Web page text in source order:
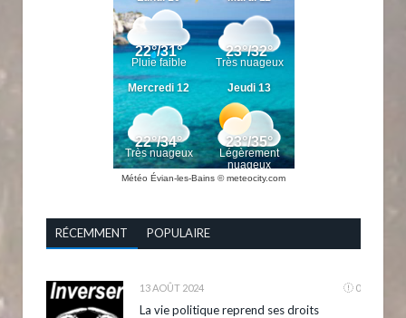
Météo Évian-les-Bains © meteocity.com
RÉCEMMENT POPULAIRE
13 AOÛT 2024 0
La vie politique reprend ses droits